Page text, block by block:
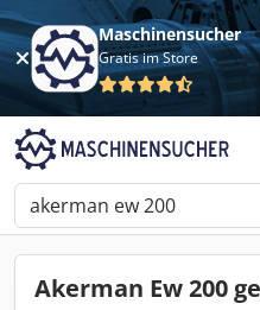
Maschinensucher
Gratis im Store
Akerman Ew 200